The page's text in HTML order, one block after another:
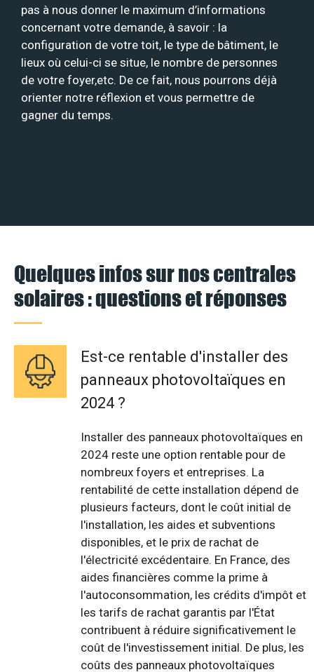
pas à nous donner le maximum d’informations
concernant votre demande, à savoir : la
configuration de votre toit, le type de bâtiment, le
lieux où celui-ci se situe, le nombre de personnes
de votre foyer,etc. De ce fait, nous pourrons déjà
orienter notre réflexion et vous permettre de
gagner du temps.
Quelques infos sur nos centrales
solaires : questions et réponses
Est-ce rentable d'installer des
panneaux photovoltaïques en
2024 ?
Installer des panneaux photovoltaïques en
2024 reste une option rentable pour de
nombreux foyers et entreprises. La
rentabilité de cette installation dépend de
plusieurs facteurs, dont le coût initial de
l'installation, les aides et subventions
disponibles, et le prix de rachat de
l'électricité excédentaire. En France, des
aides financières comme la prime à
l'autoconsommation, les crédits d'impôt et
les tarifs de rachat garantis par l'État
contribuent à réduire significativement le
coût de l'investissement initial. De plus, les
coûts des panneaux photovoltaïques